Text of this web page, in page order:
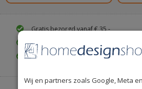
Gratis bezorgd vanaf € 35,-
Gratis retourneren (30 dagen)
Gratis achteraf betalen
Wij en partners zoals Google, Meta